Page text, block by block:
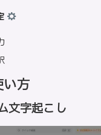
方
文字起こし